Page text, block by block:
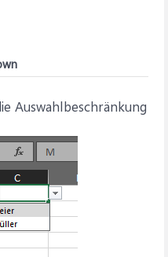
Auswahlbeschränkung